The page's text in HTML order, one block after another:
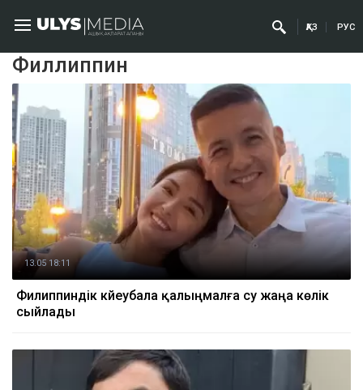
ҚАЗ РУС
Филлиппин
13.05 18:11
Филиппиндік күйеубала қалыңмалға су жаңа көлік
сыйлады